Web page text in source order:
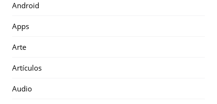
Android
Apps
Arte
Artículos
Audio